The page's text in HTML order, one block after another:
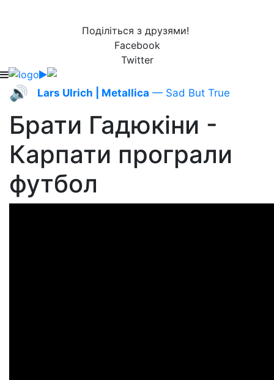
Поділіться з друзями!
Facebook
Twitter
🔊 Lars Ulrich | Metallica — Sad But True
Брати Гадюкіни -
Карпати програли
футбол